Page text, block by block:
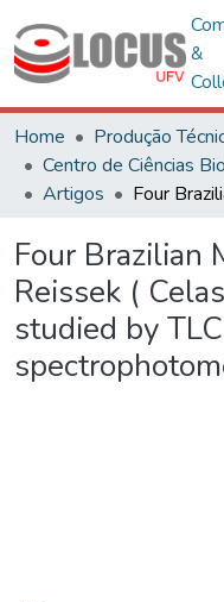
&
Home
Produção
Artigos
Four Brazilian
Reissek (
studied by